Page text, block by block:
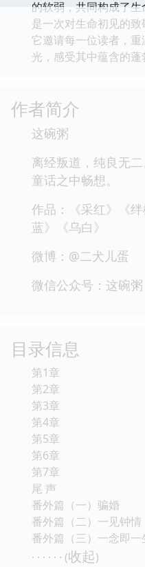
的软弱，共同构成了生
是一次对生命初见的致
它邀请每一位读者，
光，感受其中蕴含的蓬
作者简介
这碗粥
离经叛道，纯良无
童话之中畅想。
作品：《采红》《
蓝》《乌白》
微博：@二犬儿蛋
微信公众号：这碗粥
目录信息
第1章
第2章
第3章
第4章
第5章
第6章
第7章
尾 声
番外篇（一）骗婚
番外篇（二）一见钟情
番外篇（三）一念即一
· · · · · · (收起)